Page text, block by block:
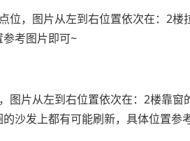
位，图片从左到右位置依次在：2
考图片即可~
图片从左到右位置依次在：2楼靠
沙发上都有可能刷新，具体位置参